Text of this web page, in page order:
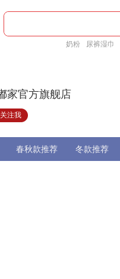
奶粉 尿裤湿巾
家官方旗舰店
关注我
春秋款推荐 冬款推荐